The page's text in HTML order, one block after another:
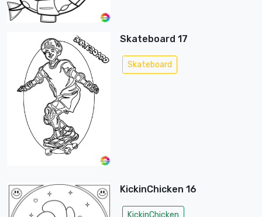
Skateboard 17
Skateboard
KickinChicken 16
KickinChicken